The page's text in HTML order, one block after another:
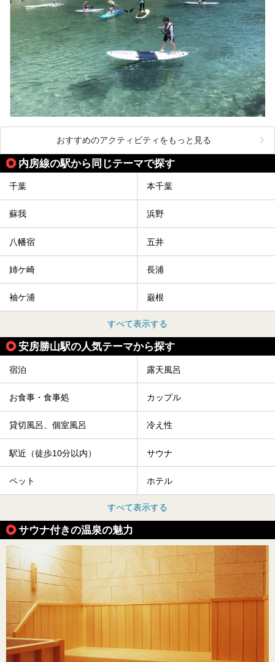
おすすめのアクティビティをもっと見る
内房線の駅から同じテーマで探す
千葉 本千葉
蘇我 浜野
八幡宿 五井
姉ケ崎 長浦
袖ケ浦 巌根
すべて表示する
安房勝山駅の人気テーマから探す
宿泊 露天風呂
お食事・食事処 カップル
貸切風呂、個室風呂 冷え性
駅近（徒歩10分以内） サウナ
ペット ホテル
すべて表示する
サウナ付きの温泉の魅力